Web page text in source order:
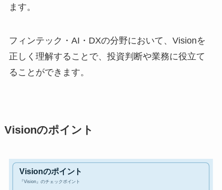
ます。
フィンテック・AI・DXの分野において、Visionを
正しく理解することで、投資判断や業務に役立て
ることができます。
Visionのポイント